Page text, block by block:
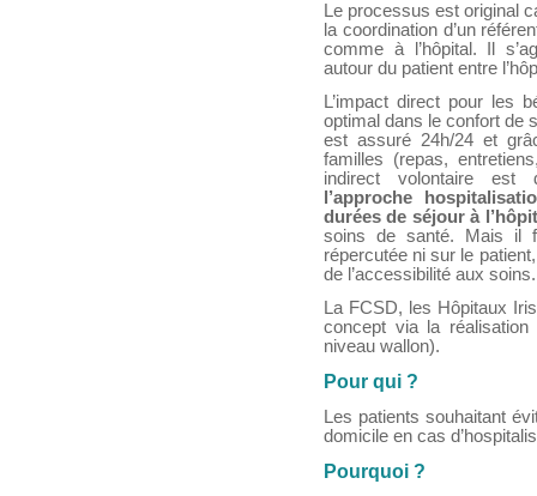
Le processus est original
la coordination d’un
comme à l’hôpital. Il
autour du patient entre
L’impact direct pour les
optimal dans le confort de
est assuré 24h/24 et
familles (repas,
indirect volontaire
l’approche
durées de séjour à
soins de santé. Mais il
répercutée ni sur le
de l’accessibilité aux soins.
La FCSD, les Hôpitaux
concept via la réalisation
niveau wallon).
Pour qui ?
Les patients souhaitant
domicile en cas
Pourquoi ?